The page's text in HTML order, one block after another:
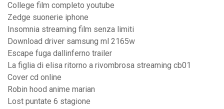
College film completo youtube
Zedge suonerie iphone
Insomnia streaming film senza limiti
Download driver samsung ml 2165w
Escape fuga dallinferno trailer
La figlia di elisa ritorno a rivombrosa streaming cb01
Cover cd online
Robin hood anime marian
Lost puntate 6 stagione